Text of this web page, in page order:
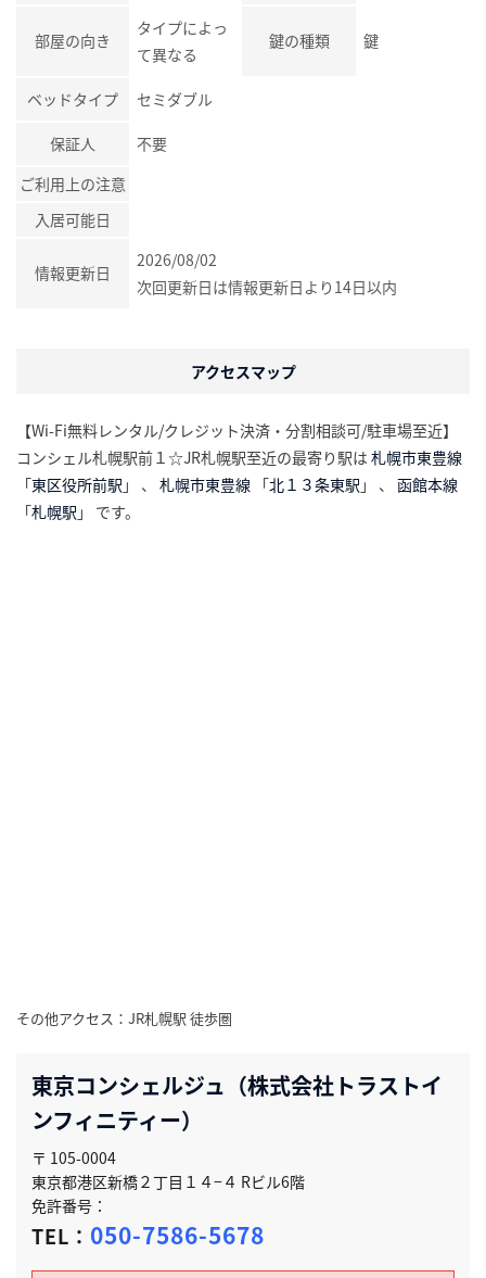
部屋の向き
タイプによっ
て異なる
鍵の種類 鍵
ベッドタイプ セミダブル
保証人
不要
ご利用上の注意
入居可能日
情報更新日
2026/08/02
次回更新日は情報更新日より14日以内
アクセスマップ
【Wi-Fi無料レンタル/クレジット決済・分割相談可/駐車場至近】
コンシェル札幌駅前１☆JR札幌駅至近の最寄り駅は 札幌市東豊線
「東区役所前駅 」 、 札幌市東豊線 「北１３条東駅 」 、 函館本線
「札幌駅 」 です。
その他アクセス：JR札幌駅 徒歩圏
東京コンシェルジュ（株式会社トラストイ
ンフィニティー）
〒 105-0004
東京都港区新橋２丁目１４−４ Rビル6階
免許番号：
TEL： 050-7586-5678